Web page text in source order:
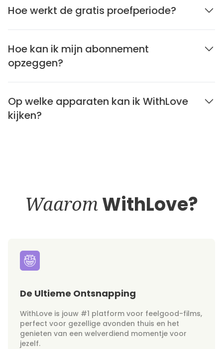
Hoe werkt de gratis proefperiode?
Hoe kan ik mijn abonnement
opzeggen?
Op welke apparaten kan ik WithLove
kijken?
WaaromWithLove?
De Ultieme Ontsnapping
WithLove is jouw #1 platform voor feelgood-films,
perfect voor gezellige avonden thuis en het
genieten van een welverdiend momentje voor
jezelf.